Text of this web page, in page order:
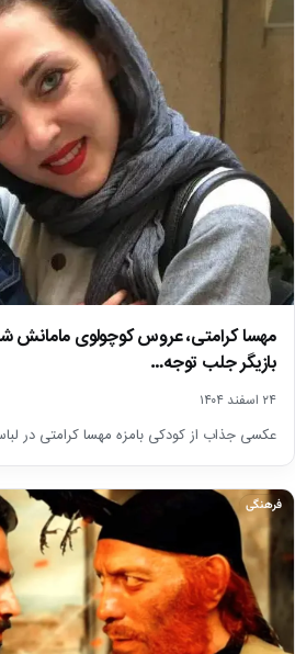
مهسا کرامتی، عروس کوچولوی مامانش
بازیگر جلب توجه…
۲۴ اسفند ۱۴۰۴
عکسی جذاب از کودکی بامزه مهسا کرامتی در
فرهنگی